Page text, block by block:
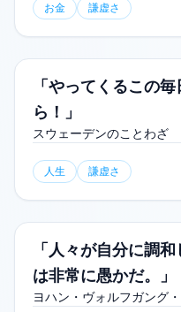
お金 謙虚さ
「やってくるこの
ら！」
スウェーデンのことわざ
人生 謙虚さ
「人々が自分に調
は非常に愚かだ。」
ヨハン・ヴォルフガング